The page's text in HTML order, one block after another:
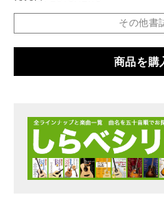
その他書
4958537113990
商品を購